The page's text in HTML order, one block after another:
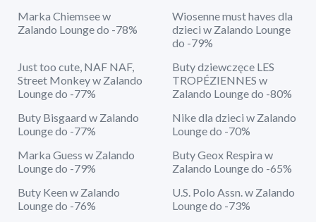
Marka Chiemsee w
Zalando Lounge do -78%
Wiosenne must haves dla
dzieci w Zalando Lounge
do -79%
Just too cute, NAF NAF,
Street Monkey w Zalando
Lounge do -77%
Buty dziewczęce LES
TROPÉZIENNES w
Zalando Lounge do -80%
Buty Bisgaard w Zalando
Lounge do -77%
Nike dla dzieci w Zalando
Lounge do -70%
Marka Guess w Zalando
Lounge do -79%
Buty Geox Respira w
Zalando Lounge do -65%
Buty Keen w Zalando
Lounge do -76%
U.S. Polo Assn. w Zalando
Lounge do -73%